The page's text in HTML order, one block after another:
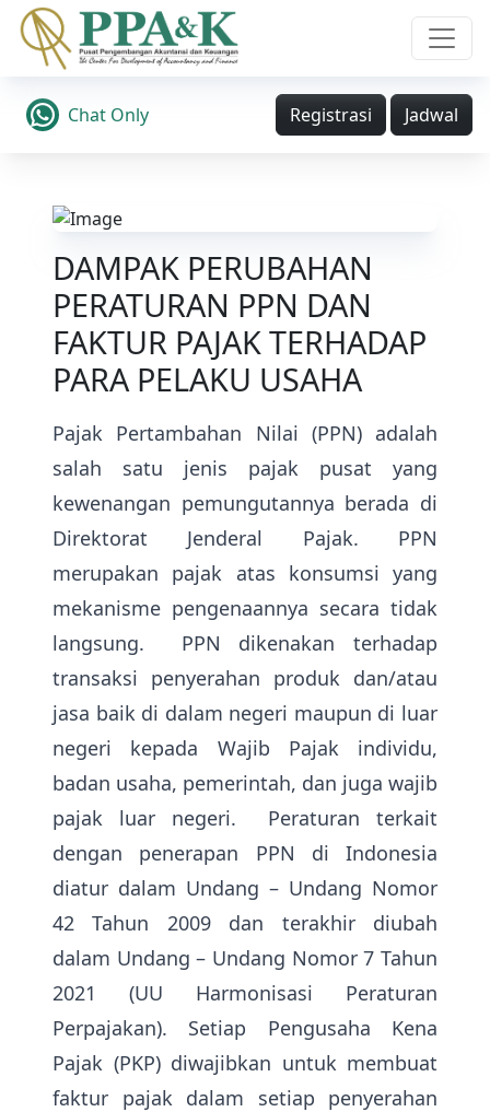
Chat Only Registrasi Jadwal
DAMPAK PERUBAHAN
PERATURAN PPN DAN
FAKTUR PAJAK TERHADAP
PARA PELAKU USAHA
Pajak Pertambahan Nilai (PPN) adalah
salah satu jenis pajak pusat yang
kewenangan pemungutannya berada di
Direktorat Jenderal Pajak. PPN
merupakan pajak atas konsumsi yang
mekanisme pengenaannya secara tidak
langsung. PPN dikenakan terhadap
transaksi penyerahan produk dan/atau
jasa baik di dalam negeri maupun di luar
negeri kepada Wajib Pajak individu,
badan usaha, pemerintah, dan juga wajib
pajak luar negeri. Peraturan terkait
dengan penerapan PPN di Indonesia
diatur dalam Undang – Undang Nomor
42 Tahun 2009 dan terakhir diubah
dalam Undang – Undang Nomor 7 Tahun
2021 (UU Harmonisasi Peraturan
Perpajakan). Setiap Pengusaha Kena
Pajak (PKP) diwajibkan untuk membuat
faktur pajak dalam setiap penyerahan